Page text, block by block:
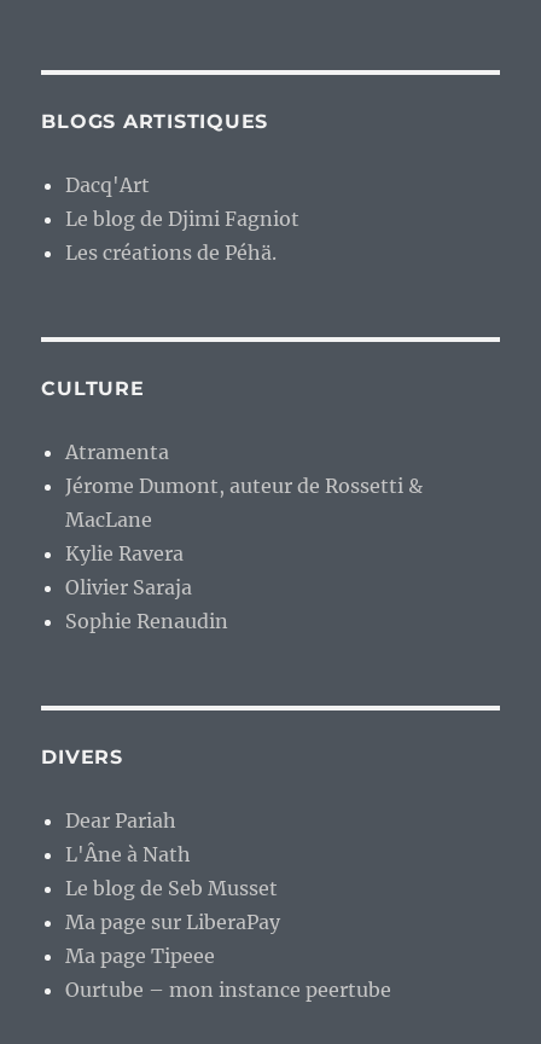
BLOGS ARTISTIQUES
Dacq'Art
Le blog de Djimi Fagniot
Les créations de Péhä.
CULTURE
Atramenta
Jérome Dumont, auteur de Rossetti &
MacLane
Kylie Ravera
Olivier Saraja
Sophie Renaudin
DIVERS
Dear Pariah
L'Âne à Nath
Le blog de Seb Musset
Ma page sur LiberaPay
Ma page Tipeee
Ourtube – mon instance peertube